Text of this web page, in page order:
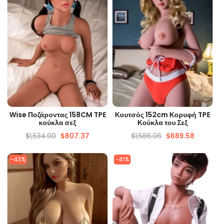
ΓΡΉΓΟΡΗ ΜΑΤΙΆ
Wise Ποζάροντας 158CM TPE
κούκλα σεξ
$1,534.00 $807.37
ΓΡΉΓΟΡΗ ΜΑΤΙΆ
Κουτσός 152cm Κορυφή TPE
Κούκλα του Σεξ
$1,586.06 $689.58
-43% -41%